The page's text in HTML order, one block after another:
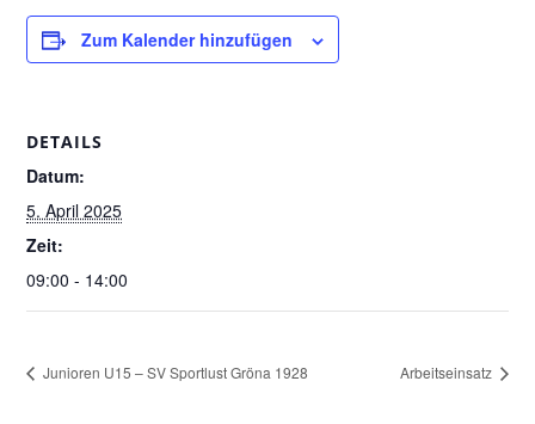
Zum Kalender hinzufügen
DETAILS
Datum:
5. April 2025
Zeit:
09:00 - 14:00
Junioren U15 – SV Sportlust Gröna 1928 Arbeitseinsatz